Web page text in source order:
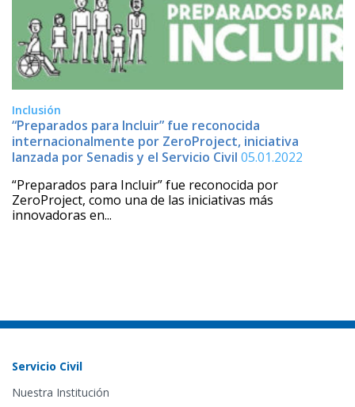
Inclusión
“Preparados para Incluir” fue reconocida
internacionalmente por ZeroProject, iniciativa
lanzada por Senadis y el Servicio Civil 05.01.2022
“Preparados para Incluir” fue reconocida por
ZeroProject, como una de las iniciativas más
innovadoras en...
Servicio Civil
Nuestra Institución